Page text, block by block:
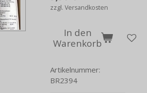
zzgl. Versandkosten
In den
Warenkorb
Artikelnummer:
BR2394